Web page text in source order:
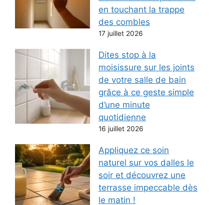
en touchant la trappe
des combles
17 juillet 2026
Dites stop à la
moisissure sur les joints
de votre salle de bain
grâce à ce geste simple
d’une minute
quotidienne
16 juillet 2026
Appliquez ce soin
naturel sur vos dalles le
soir et découvrez une
terrasse impeccable dès
le matin !